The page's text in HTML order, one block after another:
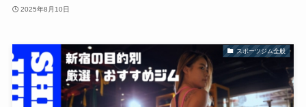
2025年8月10日
スポーツジム全般